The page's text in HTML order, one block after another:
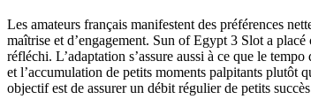
Les amateurs français manifestent des préférences
maîtrise et d’engagement. Sun of Egypt 3 Slot a
réfléchi. L’adaptation s’assure aussi à ce que le
et l’accumulation de petits moments palpitants plutôt
objectif est de assurer un débit régulier de petits